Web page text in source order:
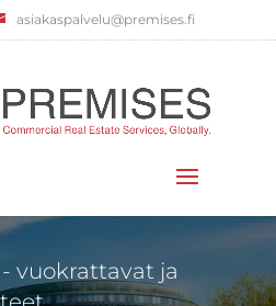
asiakaspalvelu@premises.fi
vuokrattavat ja